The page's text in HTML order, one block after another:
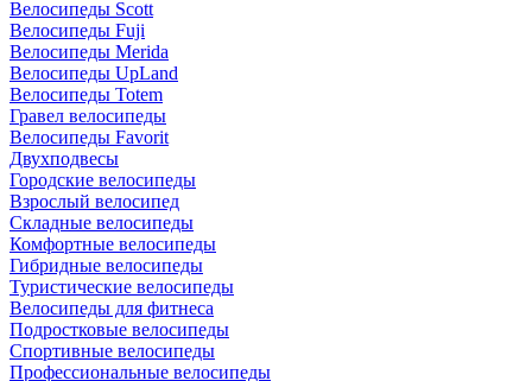
Велосипеды Scott
Велосипеды Fuji
Велосипеды Merida
Велосипеды UpLand
Велосипеды Totem
Гравел велосипеды
Велосипеды Favorit
Двухподвесы
Городские велосипеды
Взрослый велосипед
Складные велосипеды
Комфортные велосипеды
Гибридные велосипеды
Туристические велосипеды
Велосипеды для фитнеса
Подростковые велосипеды
Спортивные велосипеды
Профессиональные велосипеды